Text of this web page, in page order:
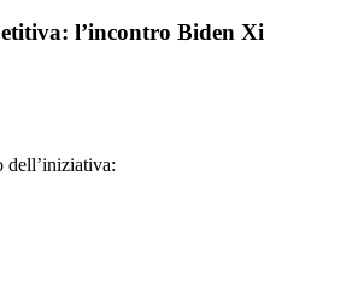
l’incontro Biden Xi
dell’iniziativa: